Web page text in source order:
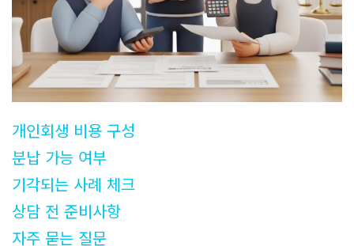
개인회생 비용 구성
분납 가능 여부
기각되는 사례 체크
상담 전 준비사항
자주 묻는 질문